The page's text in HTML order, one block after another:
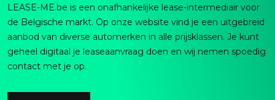
LEASE-ME.be is een onafhankelijke lease-intermediair voor
de Belgische markt. Op onze website vind je een uitgebreid
aanbod van diverse automerken in alle prijsklassen. Je kunt
geheel digitaal je leaseaanvraag doen en wij nemen spoedig
contact met je op.